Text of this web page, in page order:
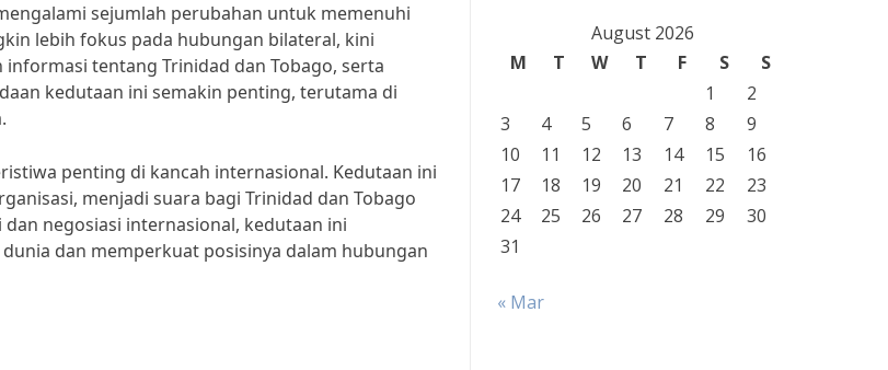
sejumlah perubahan untuk memenuhi
lebih fokus pada hubungan bilateral, kini
tentang Trinidad dan Tobago, serta
kedutaan ini semakin penting, terutama di
penting di kancah internasional. Kedutaan ini
menjadi suara bagi Trinidad dan Tobago
negosiasi internasional, kedutaan ini
dan memperkuat posisinya dalam hubungan
August 2026
M
T W T F S
S
1
2
3
4 5 6 7 8
9
10
11 12 13 14 15
16
17
18 19 20 21 22
23
24
25 26 27 28 29
30
31
« Mar